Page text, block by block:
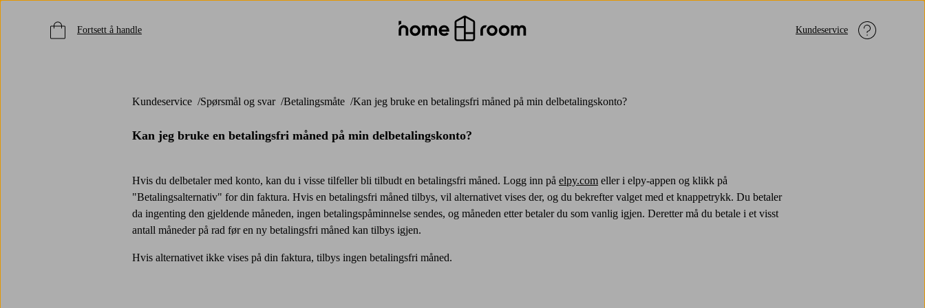
Fortsett å handle Kundeservice
Kundeservice Spørsmål og svar Betalingsmåte Kan jeg bruke en betalingsfri måned på min delbetalingskonto?
Kan jeg bruke en betalingsfri måned på min delbetalingskonto?
Hvis du delbetaler med konto, kan du i visse tilfeller bli tilbudt en betalingsfri måned. Logg inn på elpy.com eller i elpy-appen og klikk på
"Betalingsalternativ" for din faktura. Hvis en betalingsfri måned tilbys, vil alternativet vises der, og du bekrefter valget med et knappetrykk. Du betaler
da ingenting den gjeldende måneden, ingen betalingspåminnelse sendes, og måneden etter betaler du som vanlig igjen. Deretter må du betale i et visst
antall måneder på rad før en ny betalingsfri måned kan tilbys igjen.
Hvis alternativet ikke vises på din faktura, tilbys ingen betalingsfri måned.